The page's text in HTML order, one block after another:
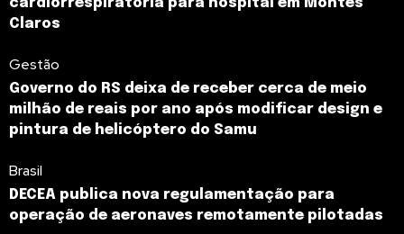
Claros
Gestão
Governo do RS deixa de receber cerca de meio
milhão de reais por ano após modificar design e
pintura de helicóptero do Samu
Brasil
DECEA publica nova regulamentação para
operação de aeronaves remotamente pilotadas